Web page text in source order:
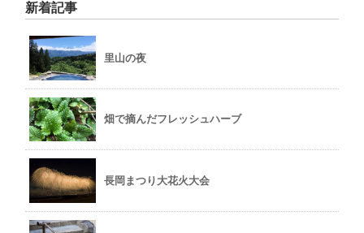
新着記事
里山の夜
畑で摘んだフレッシュハーブ
長岡まつり大花火大会